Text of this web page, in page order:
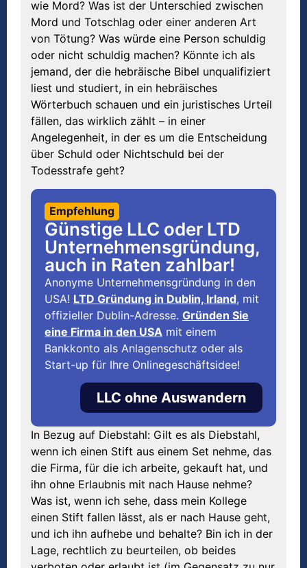
wie Mord? Was ist der Unterschied zwischen
Mord und Totschlag oder einer anderen Art
von Tötung? Was würde eine Person schuldig
oder nicht schuldig machen? Könnte ich als
jemand, der die hebräische Bibel unqualifiziert
liest und studiert, in ein hebräisches
Wörterbuch schauen und ein juristisches Urteil
fällen, das wirklich zählt – in einer
Angelegenheit, in der es um die Entscheidung
über Schuld oder Nichtschuld bei der
Todesstrafe geht?
Empfehlung
Günstige LLC oder LTD
Unternehmensgründung,
auch in Raten zahlbar!
Anonyme Unternehmensgründung in den
USA! LTD Gründung in Dublin, Irland, mit
offizieller Dublin-Adresse. Gründen Sie
eine Firma in den USA mit einem
Bankkonto als Anlagenschutz oder als
Start-up für Ihre Onlinegeschäftsidee!
LLC ohne Auswandern
In Bezug auf Diebstahl: Gilt es als Diebstahl,
wenn ich einen Stift aus einem Set nehme, das
die Firma, für die ich arbeite, gekauft hat, und
ihn ohne Erlaubnis mit nach Hause nehme?
Was ist, wenn ich sehe, dass mein Kollege
einen Stift fallen lässt, als er nach Hause geht,
und ich ihn aufhebe und behalte? Bin ich in der
Lage, rechtlich zu beurteilen, ob beides